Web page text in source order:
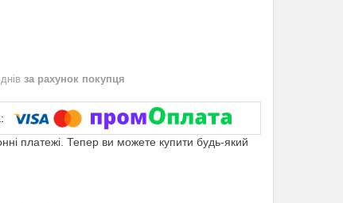
за рахунок покупця
платежі. Тепер ви можете купити будь-який